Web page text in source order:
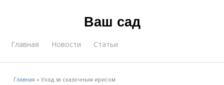
Ваш сад
Главная Новости Статьи
Главная »Уход за сказочным ирисом